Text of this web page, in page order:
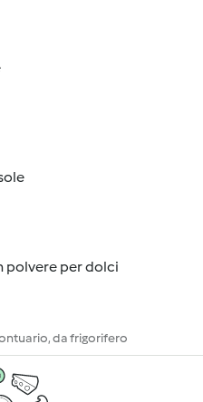
polvere per dolci
da frigorifero